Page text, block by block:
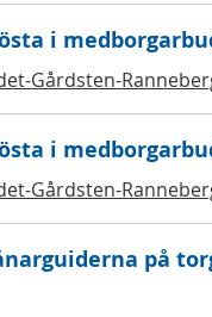
i
Gårdsten-
i
Gårdsten-
på